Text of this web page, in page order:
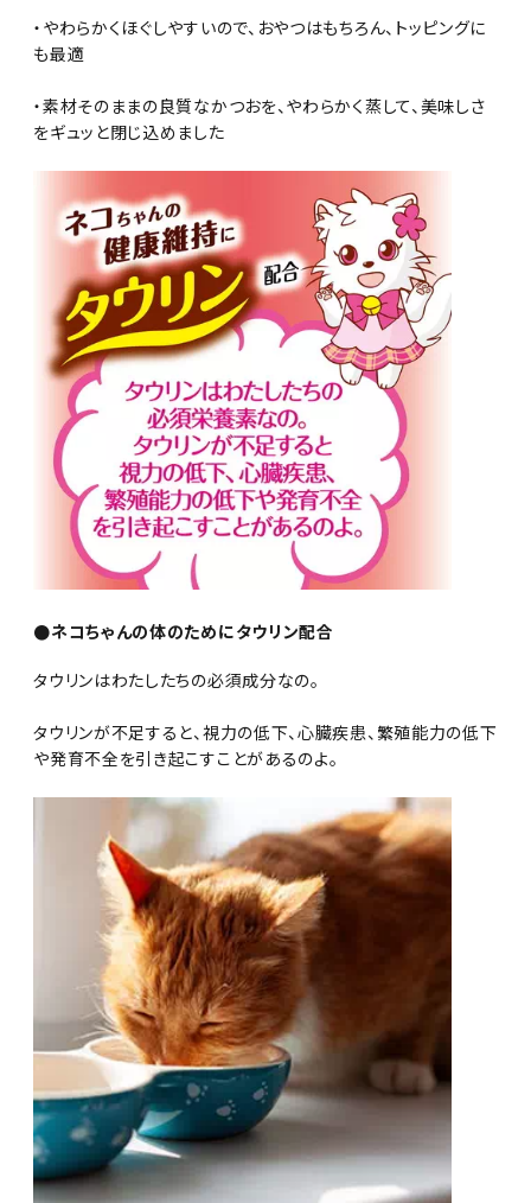
・やわらかくほぐしやすいので、おやつはもちろん、トッピングに
も最適
・素材そのままの良質なかつおを、やわらかく蒸して、美味しさ
をギュッと閉じ込めました
●ネコちゃんの体のためにタウリン配合
タウリンはわたしたちの必須成分なの。
タウリンが不足すると、視力の低下、心臓疾患、繁殖能力の低下
や発育不全を引き起こすことがあるのよ。